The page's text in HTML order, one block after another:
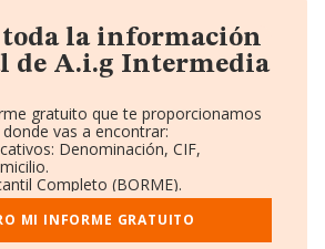
toda la información
de A.i.g Intermedia
gratuito que te proporcionamos
vas a encontrar:
Denominación, CIF,
Completo (BORME).
Ventas y Empleados.
y Administradores.
MI INFORME GRATUITO